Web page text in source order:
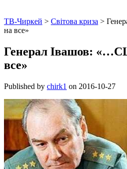
ТВ-Чиркей > Світова криза >
на все»
Генерал Івашов:
все»
Published by chirk1 on 2016-10-27